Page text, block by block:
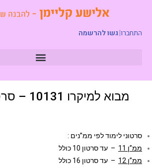
התחברו|גשו להרשמה
מבוא למיקרו 10131 – סרטוני לימוד
סרטוני לימוד לפי ממ”נים :
ממ”ן 11
– עד סרטון 10 כולל
ממ”ן 12
– עד סרטון 16 כולל